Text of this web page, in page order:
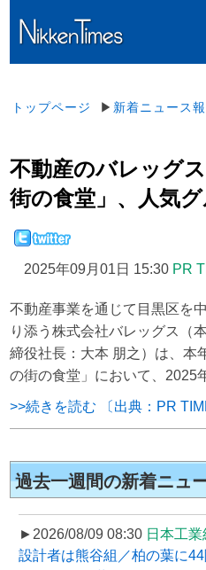
トップページ ▶ 新着ニュース
不動産のバレッグ
街の食堂」、人気
2025年09月01日 15:30 PR
不動産事業を通じて目黒区を
り添う株式会社バレッグス（
締役社長：大本 朋之）は、本
の街の食堂」において、2025
>>続きを読む 〔出典：PR
過去一週間の新着ニュ
►2026/08/09 08:30 日本工
設計者は熊谷組／柏の葉に